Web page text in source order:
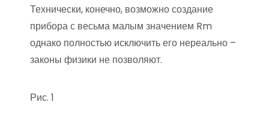
Технически, конечно, возможно создание
прибора с весьма малым значением Rm
однако полностью исключить его нереально –
законы физики не позволяют.
Рис. 1